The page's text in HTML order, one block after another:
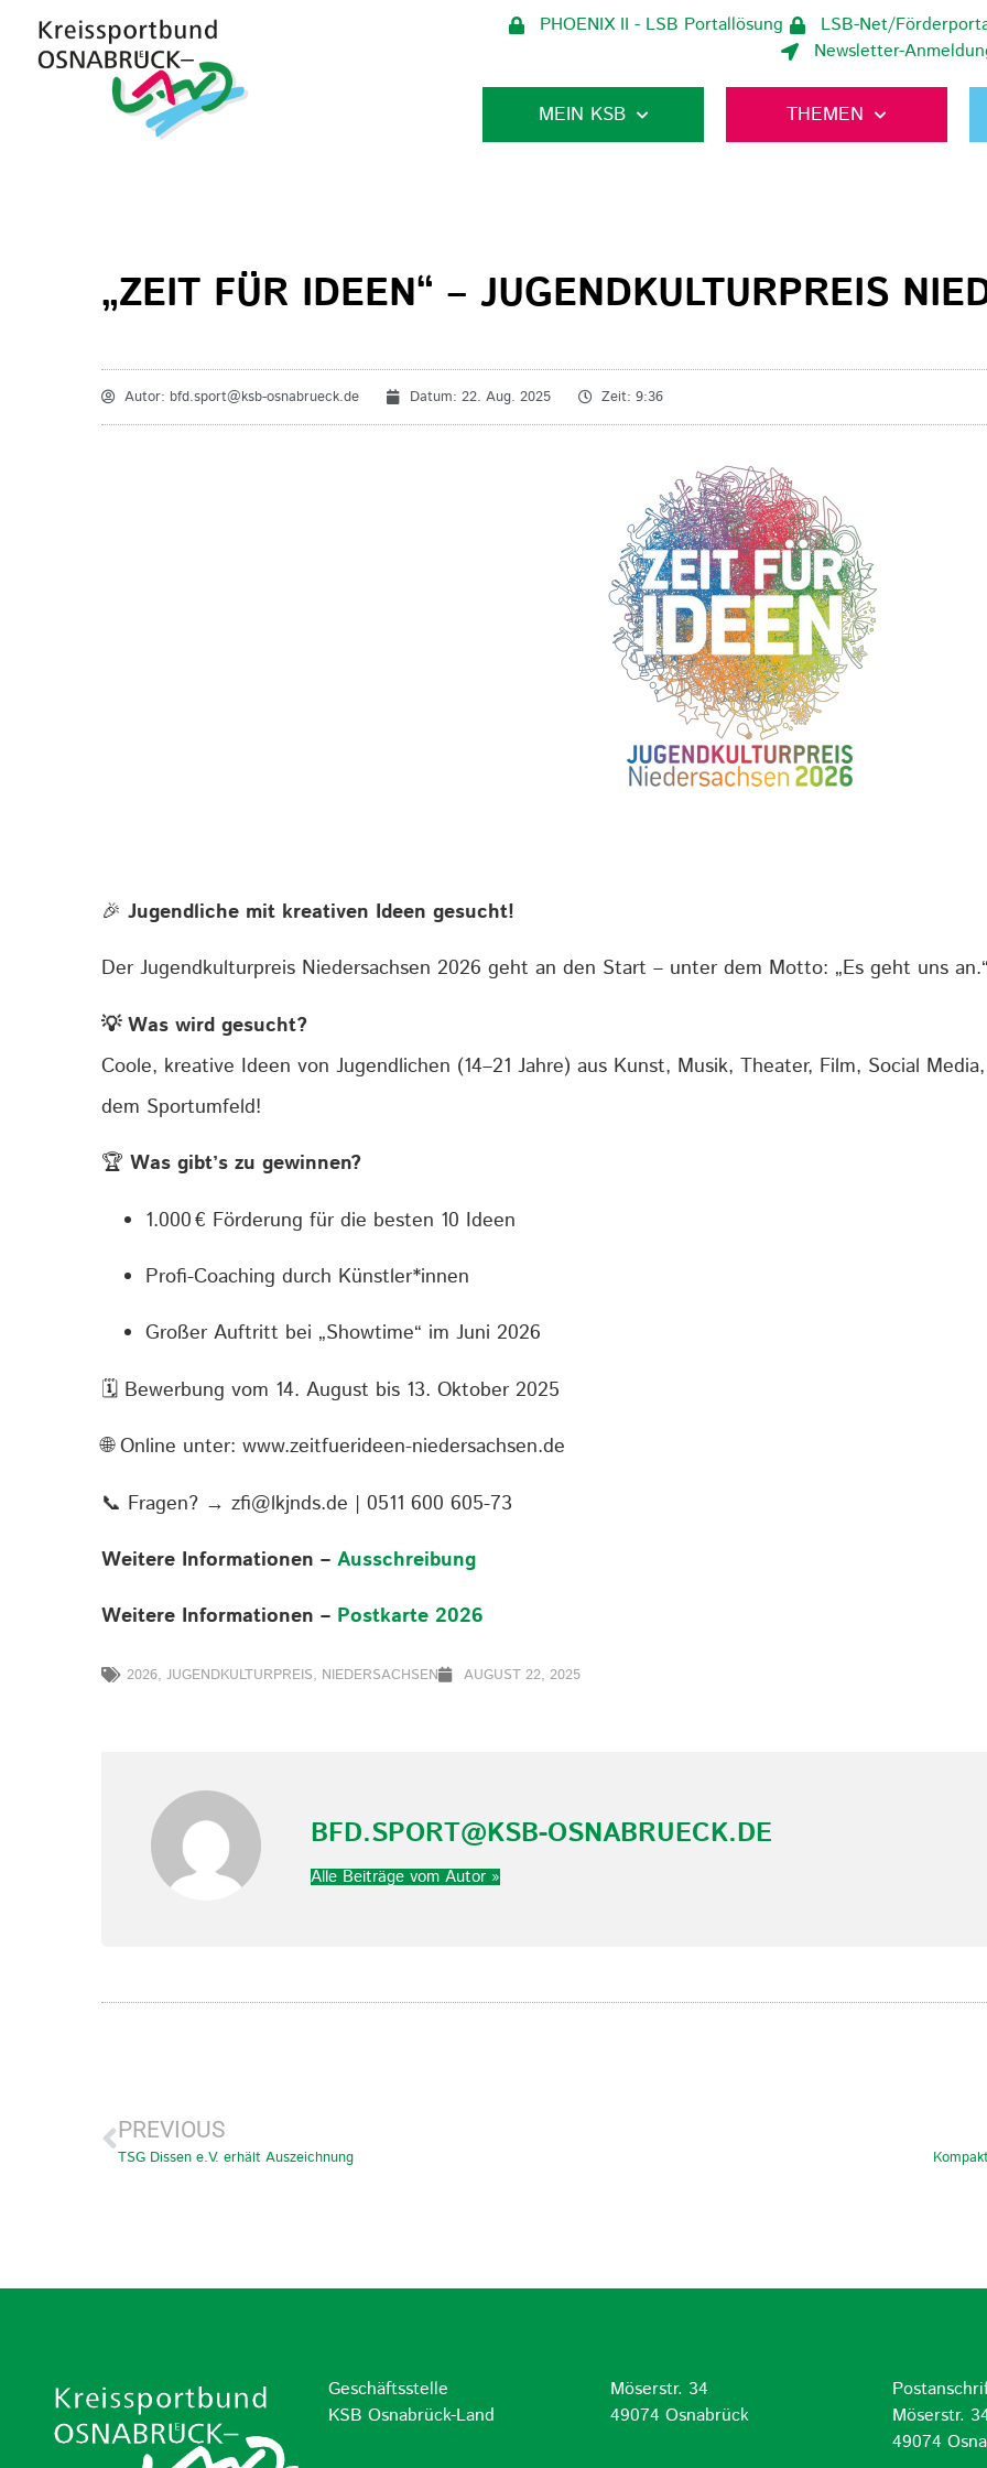
PHOENIX II - LSB Portallösung
LSB-Net/
Newsletter-
MEIN KSB THEMEN
„ZEIT FÜR IDEEN“ – JUGENDKULTURPREIS
Autor: bfd.sport@ksb-osnabrueck.de Datum: 22. Aug. 2025 Zeit: 9:36
🎉 Jugendliche mit kreativen Ideen gesucht!
Der Jugendkulturpreis Niedersachsen 2026 geht an den Start – unter dem Motto: „Es geht uns
💡 Was wird gesucht?
Coole, kreative Ideen von Jugendlichen (14–21 Jahre) aus Kunst, Musik, Theater, Film, Social
dem Sportumfeld!
🏆 Was gibt’s zu gewinnen?
1.000 € Förderung für die besten 10 Ideen
Profi-Coaching durch Künstler*innen
Großer Auftritt bei „Showtime“ im Juni 2026
🗓️ Bewerbung vom 14. August bis 13. Oktober 2025
🌐 Online unter: www.zeitfuerideen-niedersachsen.de
📞 Fragen? → zfi@lkjnds.de | 0511 600 605-73
Weitere Informationen – Ausschreibung
Weitere Informationen – Postkarte 2026
2026, JUGENDKULTURPREIS, NIEDERSACHSEN AUGUST 22, 2025
BFD.SPORT@KSB-OSNABRUECK.DE
Alle Beiträge vom Autor »
PREVIOUS
TSG Dissen e.V. erhält Auszeichnung
Geschäftsstelle
KSB Osnabrück-Land
Möserstr. 34
49074 Osnabrück
Möserstr.
49074